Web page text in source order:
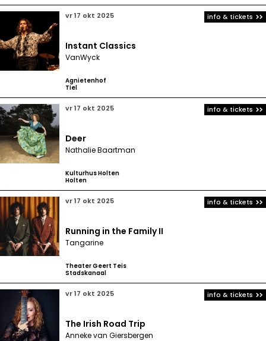
vr 17 okt 2025
Instant Classics
VanWyck
Agnietenhof
Tiel
info & tickets
vr 17 okt 2025
Deer
Nathalie Baartman
Kulturhus Holten
Holten
info & tickets
vr 17 okt 2025
Running in the Family II
Tangarine
Theater Geert Teis
Stadskanaal
info & tickets
vr 17 okt 2025
The Irish Road Trip
Anneke van Giersbergen
info & tickets